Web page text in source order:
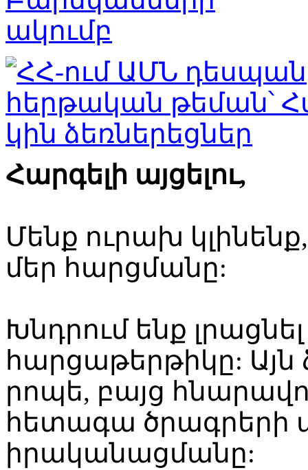
Հարգելի այցելու,
Մենք ուրախ
մեր հարցմանը:
Խնդրում ենք
հարցաթերթիկը:
րոպե, բայց
հետագա ծրագրերի
իրականացմանը: